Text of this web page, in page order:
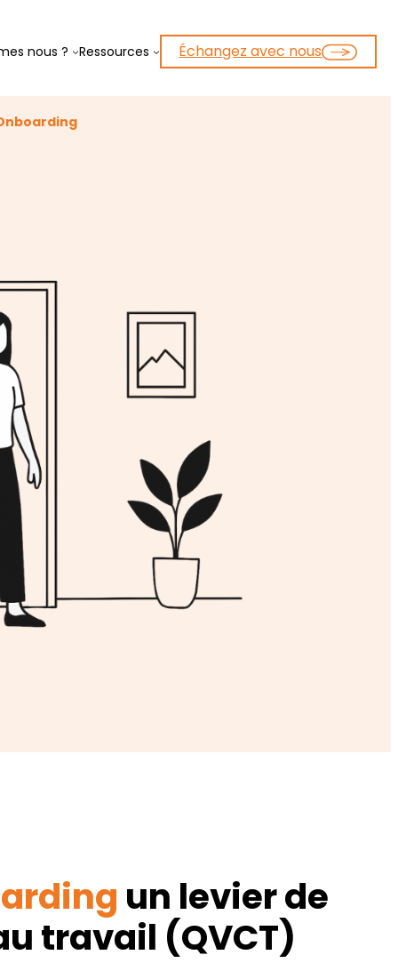
nous ? Ressources Échangez avec nous
un levier de
travail (QVCT)